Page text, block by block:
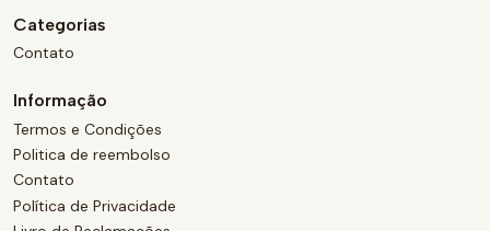
Categorias
Contato
Informação
Termos e Condições
Politica de reembolso
Contato
Política de Privacidade